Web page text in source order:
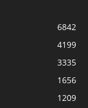
6842
4199
3335
1656
1209